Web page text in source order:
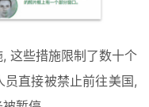
这些措施限制了数十个
直接被禁止前往美国,